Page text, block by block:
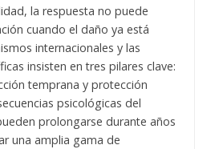
la respuesta no puede
cuando el daño ya está
internacionales y las
insisten en tres pilares clave:
temprana y protección
psicológicas del
prolongarse durante años
una amplia gama de